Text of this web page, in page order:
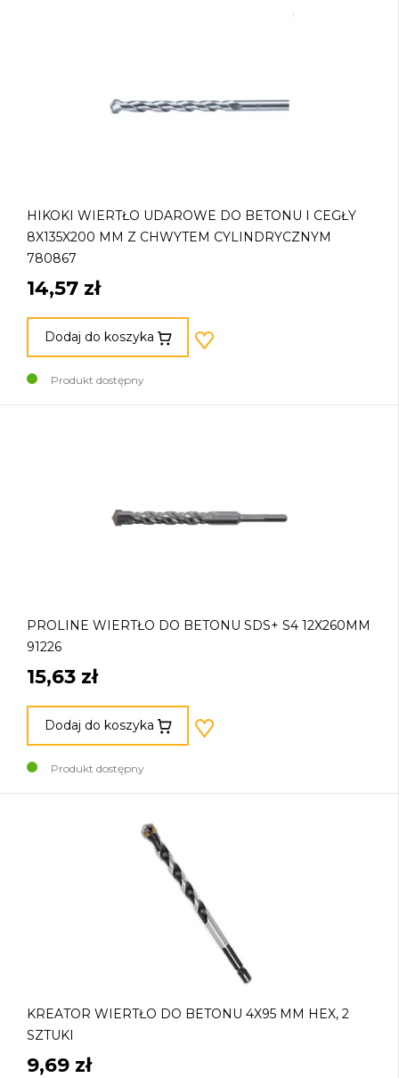
HIKOKI WIERTŁO UDAROWE DO BETONU I CEGŁY
8X135X200 MM Z CHWYTEM CYLINDRYCZNYM
780867
14,57 zł
Dodaj do koszyka
Produkt dostępny
PROLINE WIERTŁO DO BETONU SDS+ S4 12X260MM
91226
15,63 zł
Dodaj do koszyka
Produkt dostępny
KREATOR WIERTŁO DO BETONU 4X95 MM HEX, 2
SZTUKI
9,69 zł